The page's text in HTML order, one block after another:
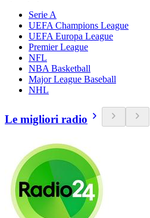
Serie A
UEFA Champions League
UEFA Europa League
Premier League
NFL
NBA Basketball
Major League Baseball
NHL
Le migliori radio